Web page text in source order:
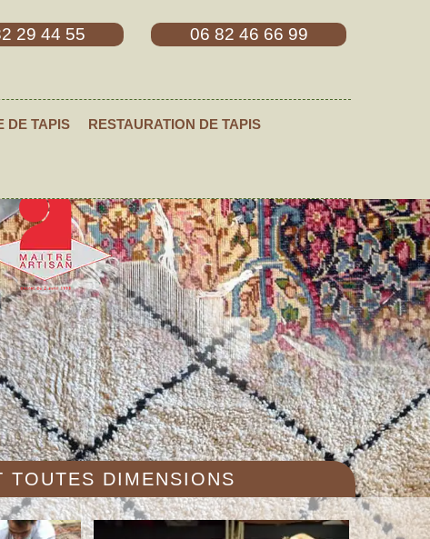
29 44 55 06 82 46 66 99
DE TAPIS RESTAURATION DE TAPIS
TOUTES DIMENSIONS